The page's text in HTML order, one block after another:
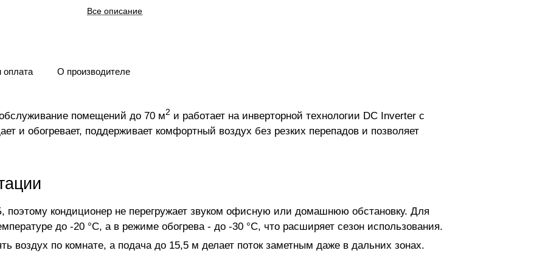
Все описание
оплата О производителе
помещений до 70 м2 и работает на инверторной технологии DC Inverter с
и обогревает, поддерживает комфортный воздух без резких перепадов и позволяет
кондиционер не перегружает звуком офисную или домашнюю обстановку. Для
до -20 °C, а в режиме обогрева - до -30 °C, что расширяет сезон использования.
воздух по комнате, а подача до 15,5 м делает поток заметным даже в дальних зонах.